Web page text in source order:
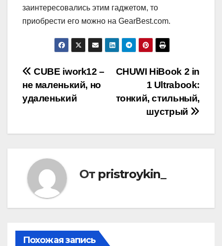
заинтересовались этим гаджетом, то
приобрести его можно на GearBest.com.
Навигация
по
CHUWI HiBook 2 in
1 Ultrabook:
тонкий, стильный,
шустрый
CUBE iwork12 –
не маленький, но
удаленький
От pristroykin_
Похожая запись